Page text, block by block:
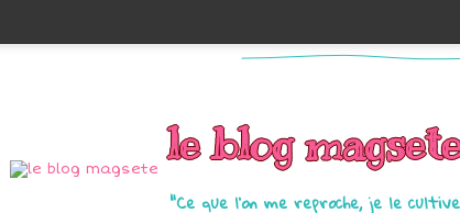
le blog
"Ce que l'on me reproche, je le